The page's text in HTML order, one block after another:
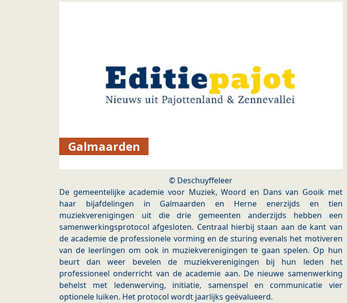
Galmaarden
© Deschuyffeleer
De gemeentelijke academie voor Muziek, Woord en Dans van Gooik met
haar bijafdelingen in Galmaarden en Herne enerzijds en tien
muziekverenigingen uit die drie gemeenten anderzijds hebben een
samenwerkingsprotocol afgesloten. Centraal hierbij staan aan de kant van
de academie de professionele vorming en de sturing evenals het motiveren
van de leerlingen om ook in muziekverenigingen te gaan spelen. Op hun
beurt dan weer bevelen de muziekverenigingen bij hun leden het
professioneel onderricht van de academie aan. De nieuwe samenwerking
behelst met ledenwerving, initiatie, samenspel en communicatie vier
optionele luiken. Het protocol wordt jaarlijks geëvalueerd.